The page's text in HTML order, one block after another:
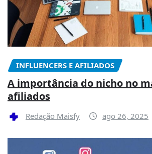
INFLUENCERS E AFILIADOS
A importância do nicho no
afiliados
Redação Maisfy ago 26, 2025